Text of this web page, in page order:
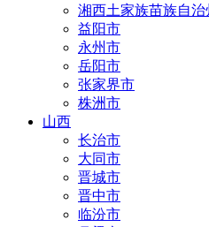
湘西土家族苗族自治
益阳市
永州市
岳阳市
张家界市
株洲市
山西
长治市
大同市
晋城市
晋中市
临汾市